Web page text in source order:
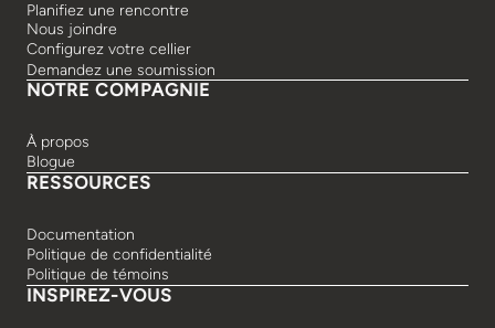
Planifiez une rencontre
Nous joindre
Configurez votre cellier
Demandez une soumission
NOTRE COMPAGNIE
À propos
Blogue
RESSOURCES
Documentation
Politique de confidentialité
Politique de témoins
INSPIREZ-VOUS